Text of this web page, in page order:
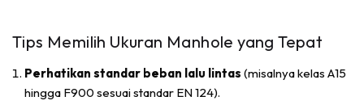
Tips Memilih Ukuran Manhole yang Tepat
Perhatikan standar beban lalu lintas (misalnya kelas A15
hingga F900 sesuai standar EN 124).